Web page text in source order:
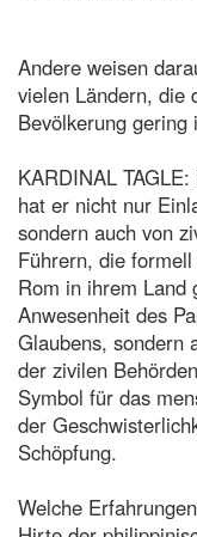
Andere weisen
vielen Ländern, die
Bevölkerung gering
KARDINAL
hat er nicht nur
sondern auch von
Führern, die
Rom in ihrem Land
Anwesenheit des
Glaubens, sondern
der zivilen
Symbol für das
der
Schöpfung.
Welche